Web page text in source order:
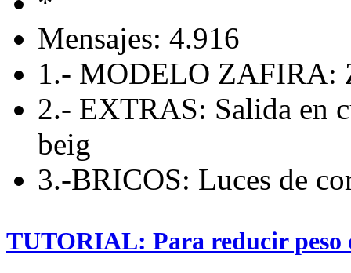
Mensajes: 4.916
1.- MODELO ZAFIRA:
2.- EXTRAS: Salida en
beig
3.-BRICOS: Luces de
TUTORIAL: Para reducir peso